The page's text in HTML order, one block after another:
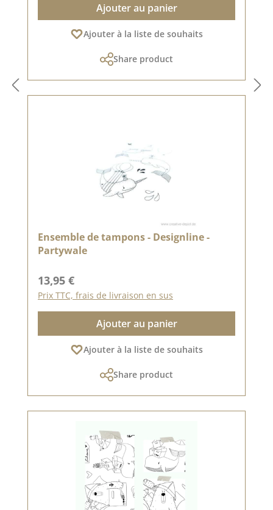
Ajouter au panier
Ajouter à la liste de souhaits
Share product
Ensemble de tampons - Designline -
Partywale
Prix régulier :
13,95 €
Prix TTC, frais de livraison en sus
Ajouter au panier
Ajouter à la liste de souhaits
Share product